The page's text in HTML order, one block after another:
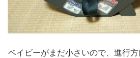
ベイビーがまだ小さいので、進行